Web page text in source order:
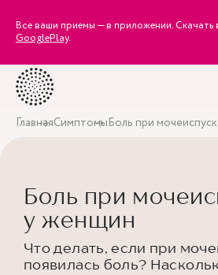
Все ваши приемы — в приложении. Скачать
GooglePlay.
ГлавнаяСимптомыБоль при
Боль при
у женщин
Что делать, если при
появилась боль?